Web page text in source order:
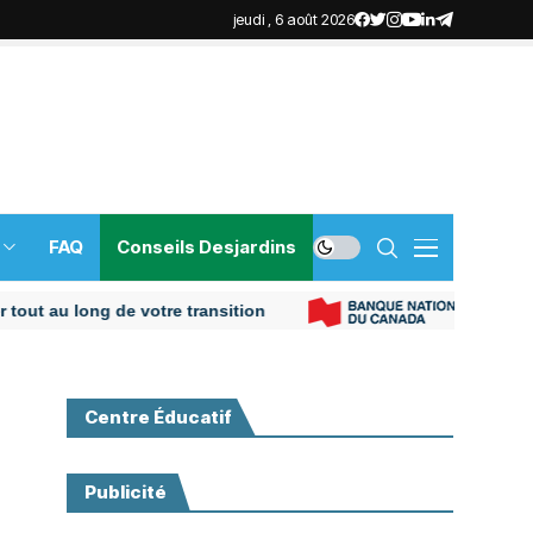
jeudi , 6 août 2026
FAQ Conseils Desjardins
long de votre transition
Centre Éducatif
Publicité